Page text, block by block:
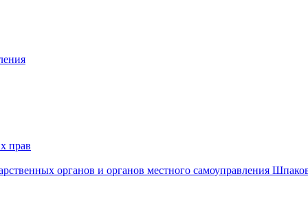
прав
органов и органов местного самоуправления